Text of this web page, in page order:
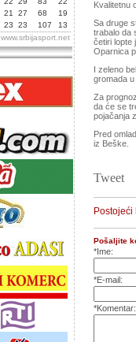
21 27 68
19
23 23 107
13
www.srbijasport.net
Kvalitetnu
Sa druge
trabalo da
četiri lopte
Oparnica
I zeleno
gromada
Za
da će se
pojačanja
Pred
iz Beške.
Tweet
Postojeći
Pošaljite
*Ime:
*E-mail:
*Komentar: